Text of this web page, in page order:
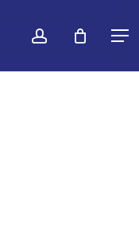
konto
schließen